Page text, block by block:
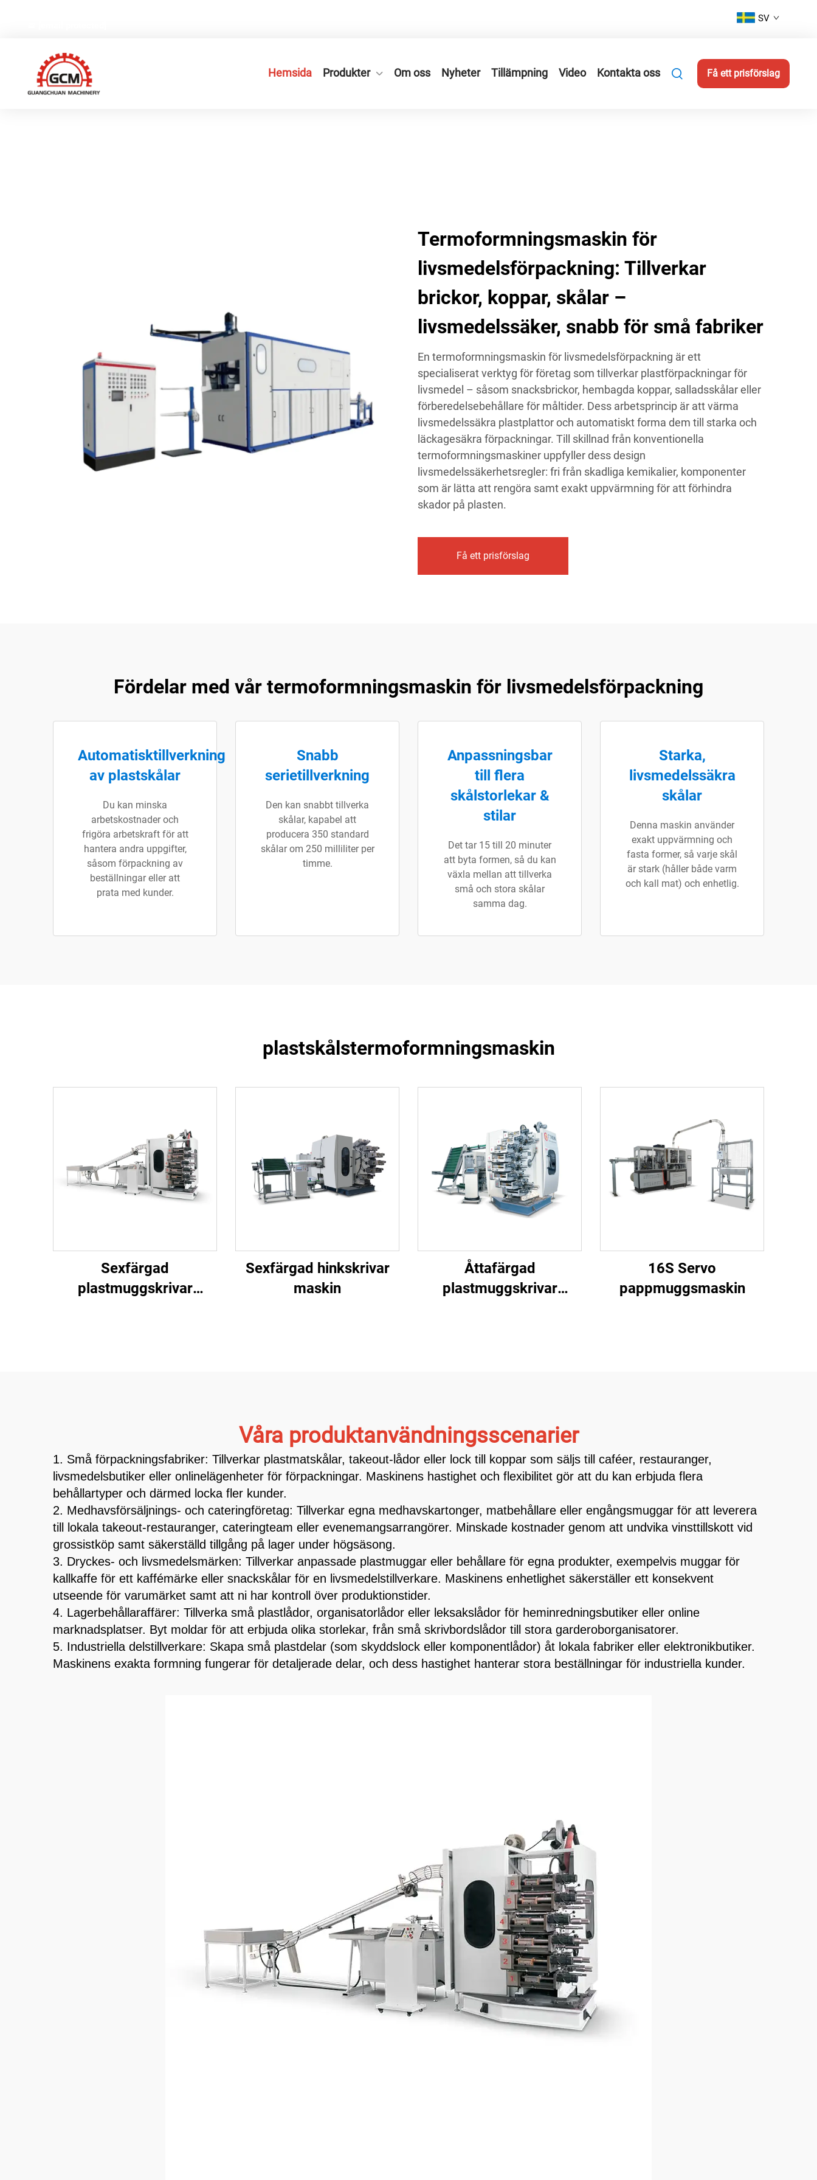
SV
Hemsida Produkter Om oss Nyheter Tillämpning Video Kontakta oss Få ett prisförslag
Termoformningsmaskin för
livsmedelsförpackning: Tillverkar
brickor, koppar, skålar –
livsmedelssäker, snabb för små fabriker
En termoformningsmaskin för livsmedelsförpackning är ett
specialiserat verktyg för företag som tillverkar plastförpackningar för
livsmedel – såsom snacksbrickor, hembagda koppar, salladsskålar eller
förberedelsebehållare för måltider. Dess arbetsprincip är att värma
livsmedelssäkra plastplattor och automatiskt forma dem till starka och
läckagesäkra förpackningar. Till skillnad från konventionella
termoformningsmaskiner uppfyller dess design
livsmedelssäkerhetsregler: fri från skadliga kemikalier, komponenter
som är lätta att rengöra samt exakt uppvärmning för att förhindra
skador på plasten.
Få ett prisförslag
Fördelar med vår termoformningsmaskin för livsmedelsförpackning
Automatisktillverkning
av plastskålar
Du kan minska
arbetskostnader och
frigöra arbetskraft för att
hantera andra uppgifter,
såsom förpackning av
beställningar eller att
prata med kunder.
Snabb
serietillverkning
Den kan snabbt tillverka
skålar, kapabel att
producera 350 standard
skålar om 250 milliliter per
timme.
Anpassningsbar
till flera
skålstorlekar &
stilar
Det tar 15 till 20 minuter
att byta formen, så du kan
växla mellan att tillverka
små och stora skålar
samma dag.
Starka,
livsmedelssäkra
skålar
Denna maskin använder
exakt uppvärmning och
fasta former, så varje skål
är stark (håller både varm
och kall mat) och enhetlig.
plastskålstermoformningsmaskin
Sexfärgad
plastmuggskrivar
Sexfärgad hinkskrivar
maskin
Åttafärgad
plastmuggskrivar
16S Servo
pappmuggsmaskin
Våra produktanvändningsscenarier
1. Små förpackningsfabriker: Tillverkar plastmatskålar, takeout-lådor eller lock till koppar som säljs till caféer, restauranger,
livsmedelsbutiker eller onlinelägenheter för förpackningar. Maskinens hastighet och flexibilitet gör att du kan erbjuda flera
behållartyper och därmed locka fler kunder.
2. Medhavsförsäljnings- och cateringföretag: Tillverkar egna medhavskartonger, matbehållare eller engångsmuggar för att leverera
till lokala takeout-restauranger, cateringteam eller evenemangsarrangörer. Minskade kostnader genom att undvika vinsttillskott vid
grossistköp samt säkerställd tillgång på lager under högsäsong.
3. Dryckes- och livsmedelsmärken: Tillverkar anpassade plastmuggar eller behållare för egna produkter, exempelvis muggar för
kallkaffe för ett kaffémärke eller snackskålar för en livsmedelstillverkare. Maskinens enhetlighet säkerställer ett konsekvent
utseende för varumärket samt att ni har kontroll över produktionstider.
4. Lagerbehållaraffärer: Tillverka små plastlådor, organisatorlådor eller leksakslådor för heminredningsbutiker eller online
marknadsplatser. Byt moldar för att erbjuda olika storlekar, från små skrivbordslådor till stora garderoborganisatorer.
5. Industriella delstillverkare: Skapa små plastdelar (som skyddslock eller komponentlådor) åt lokala fabriker eller elektronikbutiker.
Maskinens exakta formning fungerar för detaljerade delar, och dess hastighet hanterar stora beställningar för industriella kunder.